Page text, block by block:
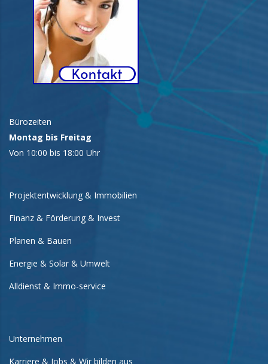
Bürozeiten
Montag bis Freitag
Von 10:00 bis 18:00 Uhr
Projektentwicklung & Immobilien
Finanz & Förderung & Invest
Planen & Bauen
Energie & Solar & Umwelt
Alldienst & Immo-service
Unternehmen
Karriere & Jobs & Wir bilden aus